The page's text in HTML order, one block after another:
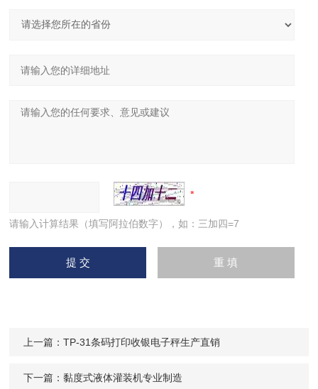
请输入计算结果（填写阿拉伯数字），如：三加四=7
上一篇：TP-31条码打印收银电子秤生产直销
下一篇：黏度式液体灌装机专业制造